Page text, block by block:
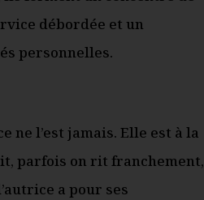
débordée et un
personnelles.
ne l’est jamais. Elle est à la
parfois on rit franchement,
a pour ses